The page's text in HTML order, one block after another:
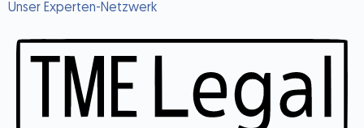
Unser Experten-Netzwerk